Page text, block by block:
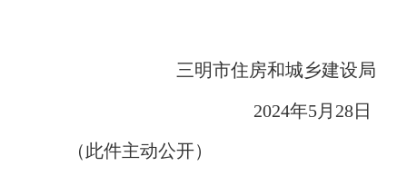
三明市住房和城乡建设局
2024年5月28日
（此件主动公开）